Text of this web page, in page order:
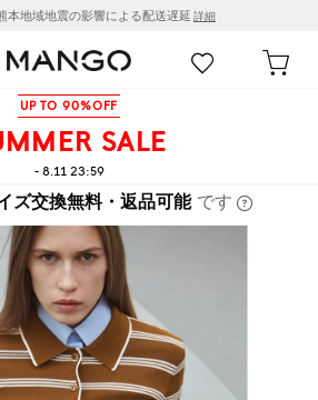
本地域地震の影響による配送遅延 詳細
UP TO 90%OFF
SALE
- 8.11 23:59
ズ交換無料・返品可能 です